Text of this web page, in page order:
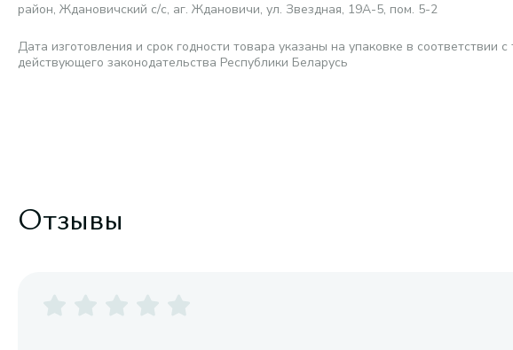
район, Ждановичский с/с, аг. Ждановичи, ул. Звездная, 19А-5, пом. 5-2
Дата изготовления и срок годности товара указаны на упаковке в соответствии
действующего законодательства Республики Беларусь
Отзывы